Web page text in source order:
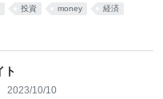
投資 money 経済
ト
2023/10/10